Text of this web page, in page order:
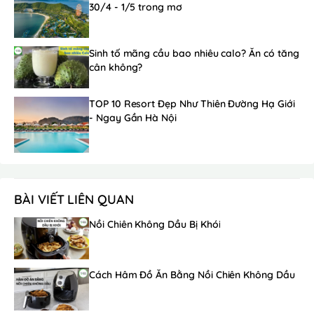
30/4 - 1/5 trong mơ
Sinh tố mãng cầu bao nhiêu calo? Ăn có tăng
cân không?
TOP 10 Resort Đẹp Như Thiên Đường Hạ Giới
- Ngay Gần Hà Nội
BÀI VIẾT LIÊN QUAN
Nồi Chiên Không Dầu Bị Khói
Cách Hâm Đồ Ăn Bằng Nồi Chiên Không Dầu